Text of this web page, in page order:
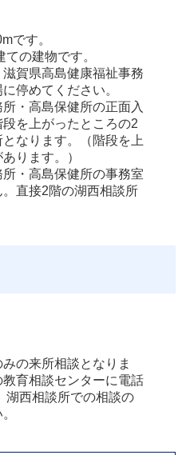
です。
ての建物です。
賀県高島健康福祉事務
停めてください。
・高島保健所の正面入
を上がったところの2
なります。（階段を上
ります。）
・高島保健所の事務室
直接2階の湖西相談所
の来所相談となりま
育相談センターに電話
湖西相談所での相談の